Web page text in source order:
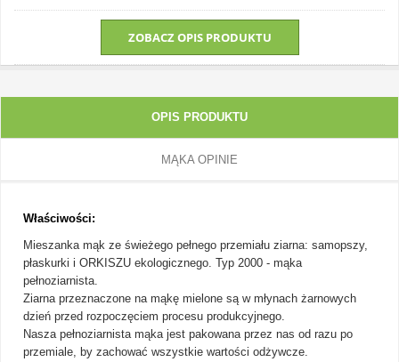
ZOBACZ OPIS PRODUKTU
OPIS PRODUKTU
MĄKA OPINIE
Właściwości:
Mieszanka mąk ze świeżego pełnego przemiału ziarna: samopszy,
płaskurki i ORKISZU ekologicznego. Typ 2000 - mąka
pełnoziarnista.
Ziarna przeznaczone na mąkę mielone są w młynach żarnowych
dzień przed rozpoczęciem procesu produkcyjnego.
Nasza pełnoziarnista mąka jest pakowana przez nas od razu po
przemiale, by zachować wszystkie wartości odżywcze.